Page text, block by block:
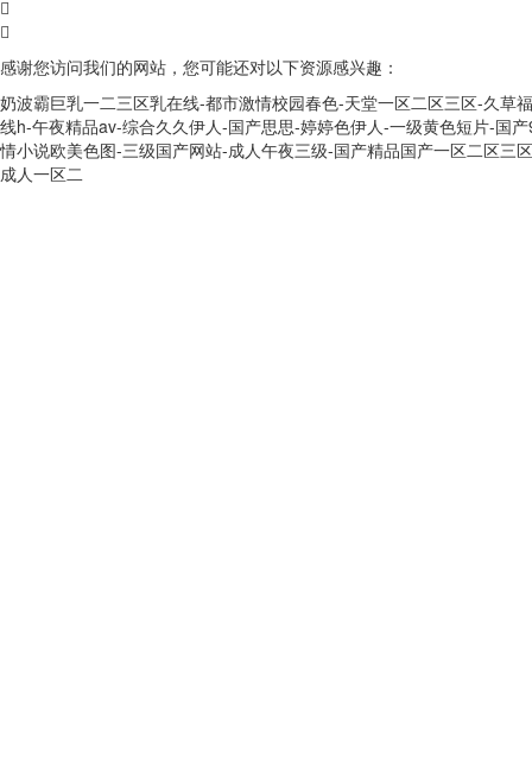
感谢您访问我们的网站，您可能还对以下资源感兴趣：
奶波霸巨乳一二三区乳在线-都市激情校园春色-天堂一区二区三区-久草
线h-午夜精品av-综合久久伊人-国产思思-婷婷色伊人-一级黄色短片-国
情小说欧美色图-三级国产网站-成人午夜三级-国产精品国产一区二区三
成人一区二